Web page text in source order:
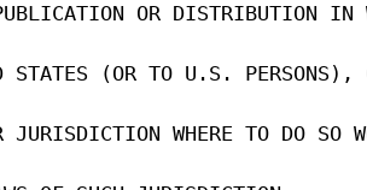
OR DISTRIBUTION
STATES (OR TO U.S. PERSONS),
WHERE TO DO SO